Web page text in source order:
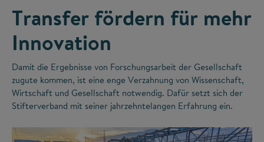
Transfer fördern für mehr
Innovation
Damit die Ergebnisse von Forschungsarbeit der Gesellschaft
zugute kommen, ist eine enge Verzahnung von Wissenschaft,
Wirtschaft und Gesellschaft notwendig. Dafür setzt sich der
Stifterverband mit seiner jahrzehntelangen Erfahrung ein.